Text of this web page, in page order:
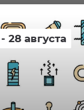
28 августа